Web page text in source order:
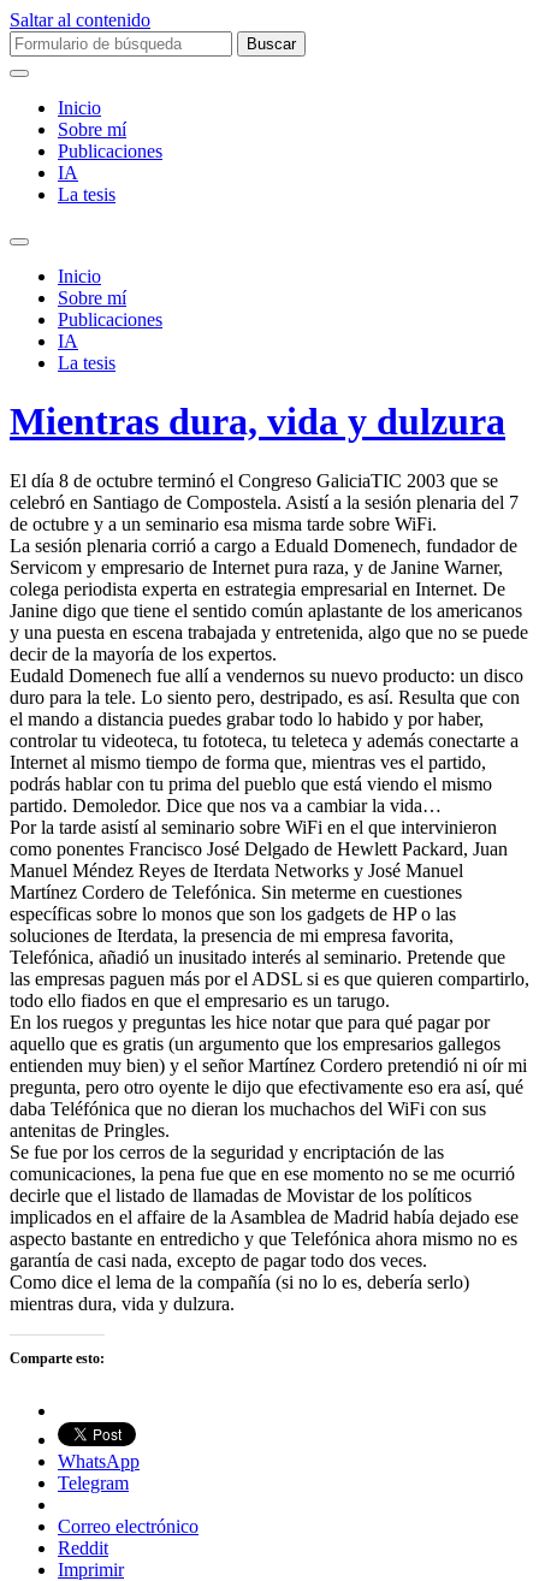
Saltar al contenido
Buscar:
Inicio
Sobre mí­
Publicaciones
IA
La tesis
Alternar
campo
búsqueda
Inicio
Sobre mí­
Publicaciones
IA
La tesis
Mientras dura, vida y dulzura
El día 8 de octubre terminó el Congreso GaliciaTIC 2003 que se
celebró en Santiago de Compostela. Asistí a la sesión plenaria del 7
de octubre y a un seminario esa misma tarde sobre WiFi.
La sesión plenaria corrió a cargo a Eduald Domenech, fundador de
Servicom y empresario de Internet pura raza, y de Janine Warner,
colega periodista experta en estrategia empresarial en Internet. De
Janine digo que tiene el sentido común aplastante de los americanos
y una puesta en escena trabajada y entretenida, algo que no se puede
decir de la mayoría de los expertos.
Eudald Domenech fue allí a vendernos su nuevo producto: un disco
duro para la tele. Lo siento pero, destripado, es así. Resulta que con
el mando a distancia puedes grabar todo lo habido y por haber,
controlar tu videoteca, tu fototeca, tu teleteca y además conectarte a
Internet al mismo tiempo de forma que, mientras ves el partido,
podrás hablar con tu prima del pueblo que está viendo el mismo
partido. Demoledor. Dice que nos va a cambiar la vida…
Por la tarde asistí al seminario sobre WiFi en el que intervinieron
como ponentes Francisco José Delgado de Hewlett Packard, Juan
Manuel Méndez Reyes de Iterdata Networks y José Manuel
Martínez Cordero de Telefónica. Sin meterme en cuestiones
específicas sobre lo monos que son los gadgets de HP o las
soluciones de Iterdata, la presencia de mi empresa favorita,
Telefónica, añadió un inusitado interés al seminario. Pretende que
las empresas paguen más por el ADSL si es que quieren compartirlo,
todo ello fiados en que el empresario es un tarugo.
En los ruegos y preguntas les hice notar que para qué pagar por
aquello que es gratis (un argumento que los empresarios gallegos
entienden muy bien) y el señor Martínez Cordero pretendió ni oír mi
pregunta, pero otro oyente le dijo que efectivamente eso era así, qué
daba Teléfónica que no dieran los muchachos del WiFi con sus
antenitas de Pringles.
Se fue por los cerros de la seguridad y encriptación de las
comunicaciones, la pena fue que en ese momento no se me ocurrió
decirle que el listado de llamadas de Movistar de los políticos
implicados en el affaire de la Asamblea de Madrid había dejado ese
aspecto bastante en entredicho y que Telefónica ahora mismo no es
garantía de casi nada, excepto de pagar todo dos veces.
Como dice el lema de la compañía (si no lo es, debería serlo)
mientras dura, vida y dulzura.
Comparte esto:
WhatsApp
Telegram
Correo electrónico
Reddit
Imprimir